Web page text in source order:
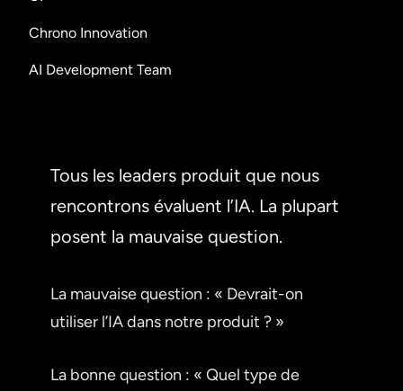
Chrono Innovation
AI Development Team
Tous les leaders produit que nous
rencontrons évaluent l’IA. La plupart
posent la mauvaise question.
La mauvaise question : « Devrait-on
utiliser l’IA dans notre produit ? »
La bonne question : « Quel type de